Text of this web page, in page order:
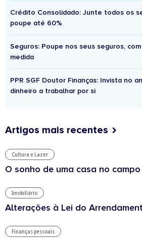
Crédito Consolidado: Junte todos os
poupe até 60%
Seguros: Poupe nos seus seguros,
medida
PPR SGF Doutor Finanças: Invista no
dinheiro a trabalhar por si
Artigos mais recentes
Cultura e Lazer
O sonho de uma casa no campo
Imobiliário
Alterações à Lei do
Finanças pessoais